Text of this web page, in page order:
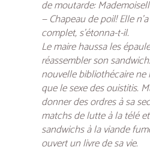
de moutarde:
— Chapeau de poil! Elle
complet, s’étonna-t-il.
Le maire haussa les
réassembler son
nouvelle bibliothécaire ne
que le sexe des ouistitis.
donner des ordres à sa
matchs de lutte à la télé
sandwichs à la viande
ouvert un livre de sa vie.